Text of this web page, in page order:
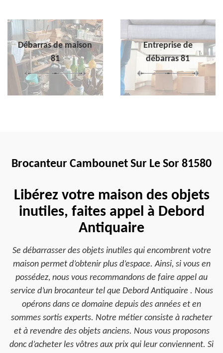
Débarras de maison
81
Entreprise de
débarras 81
Brocanteur Cambounet Sur Le Sor 81580
Libérez votre maison des objets
inutiles, faites appel à Debord
Antiquaire
Se débarrasser des objets inutiles qui encombrent votre
maison permet d’obtenir plus d’espace. Ainsi, si vous en
possédez, nous vous recommandons de faire appel au
service d’un brocanteur tel que Debord Antiquaire . Nous
opérons dans ce domaine depuis des années et en
sommes sortis experts. Notre métier consiste à racheter
et à revendre des objets anciens. Nous vous proposons
donc d’acheter les vôtres aux prix qui leur conviennent. Si